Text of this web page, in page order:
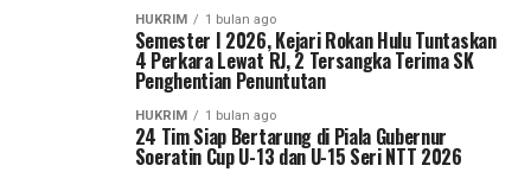
HUKRIM 1 bulan ago
Semester I 2026, Kejari Rokan Hulu Tuntaskan
4 Perkara Lewat RJ, 2 Tersangka Terima SK
Penghentian Penuntutan
HUKRIM 1 bulan ago
24 Tim Siap Bertarung di Piala Gubernur
Soeratin Cup U-13 dan U-15 Seri NTT 2026